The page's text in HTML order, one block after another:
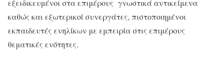
εξειδικευμένοι στα επιμέρους γνωστικά αντικείμενα
καθώς και εξωτερικοί συνεργάτες, πιστοποιημένοι
εκπαιδευτές ενηλίκων με εμπειρία στις επιμέρους
θεματικές ενότητες.